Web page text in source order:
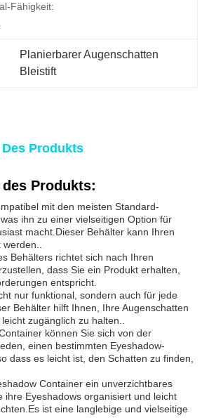
Fähigkeit:
Planierbarer Augenschatten
Bleistift
Produkts
Produkts:
mit den meisten Standard-
ihn zu einer vielseitigen Option für
macht.Dieser Behälter kann Ihren
Behälters richtet sich nach Ihren
dass Sie ein Produkt erhalten,
entspricht.
nur funktional, sondern auch für jede
Behälter hilft Ihnen, Ihre Augenschatten
zugänglich zu halten..
können Sie sich von der
einen bestimmten Eyeshadow-
dass es leicht ist, den Schatten zu finden,
Container ein unverzichtbares
ihre Eyeshadows organisiert und leicht
ist eine langlebige und vielseitige